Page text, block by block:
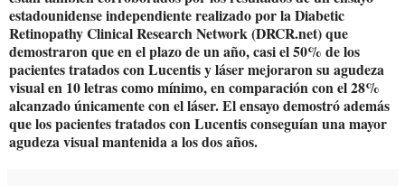
estadounidense independiente realizado por la Diabetic
Retinopathy Clinical Research Network (DRCR.net) que
demostraron que en el plazo de un año, casi el 50% de los
pacientes tratados con Lucentis y láser mejoraron su agudeza
visual en 10 letras como mínimo, en comparación con el 28%
alcanzado únicamente con el láser. El ensayo demostró además
que los pacientes tratados con Lucentis conseguían una mayor
agudeza visual mantenida a los dos años.